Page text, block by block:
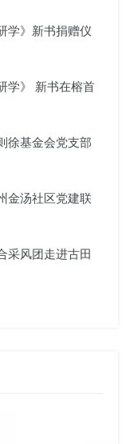
学》新书捐赠仪
学》 新书在榕首
徐基金会党支部
金汤社区党建联
采风团走进古田